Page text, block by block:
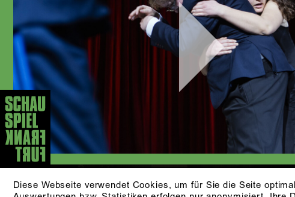
Diese Webseite verwendet Cookies, um für Sie die Seite
Play
Video